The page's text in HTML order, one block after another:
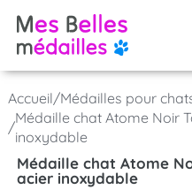
Accueil/Médailles pour
/
Médaille chat Atome Noir
inoxydable
Médaille chat Atome
acier inoxydable